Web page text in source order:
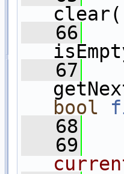
   66
   67
bool
   68
   69